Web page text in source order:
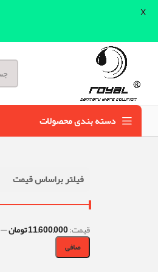
دسته بندی محصولات
فیلتر براساس قیمت
صافی
قيمت:11,600,000 تومان —
X